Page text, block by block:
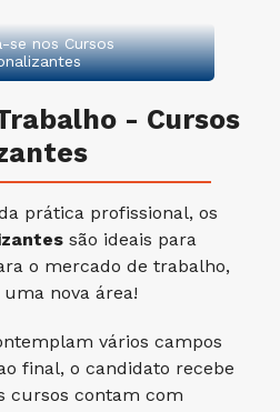
- Cursos
prática profissional, os
são ideais para
o mercado de trabalho,
nova área!
vários campos
final, o candidato recebe
cursos contam com
se nos Cursos